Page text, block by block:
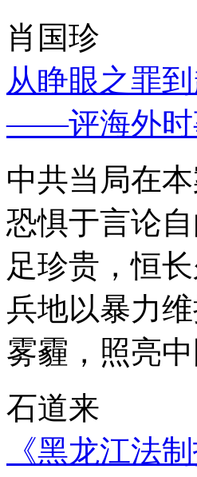
肖国珍
从睁眼之罪
——评海外时
中共当局在
恐惧于言论
足珍贵，恒
兵地以暴力
雾霾，照亮中
石道来
《黑龙江法